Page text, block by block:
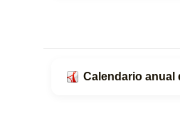
Calendario anual